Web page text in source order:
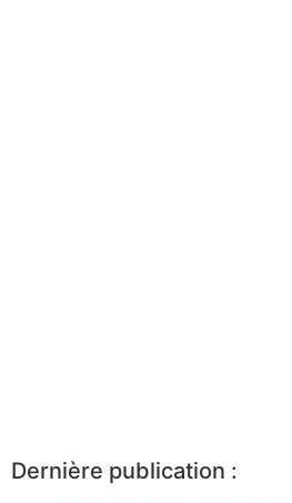
Dernière publication :